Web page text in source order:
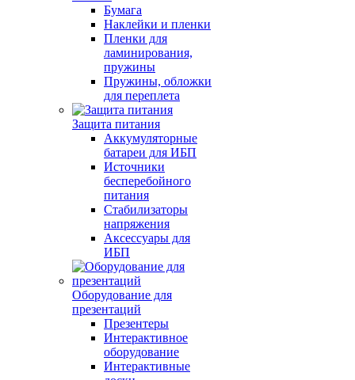
Бумага
Наклейки и пленки
Пленки для
ламинирования,
пружины
Пружины, обложки
для переплета
Защита питания
Аккумуляторные
батареи для ИБП
Источники
бесперебойного
питания
Стабилизаторы
напряжения
Аксессуары для
ИБП
Оборудование для
презентаций
Презентеры
Интерактивное
оборудование
Интерактивные